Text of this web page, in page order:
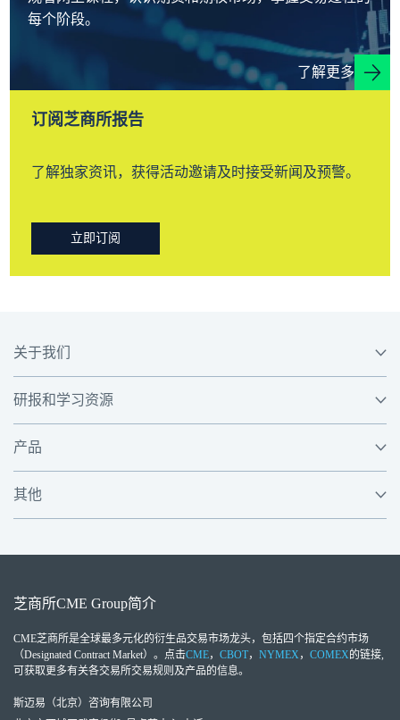
每个阶段。
了解更多
订阅芝商所报告
了解独家资讯，获得活动邀请及时接受新闻及预警。
立即订阅
关于我们
研报和学习资源
产品
其他
芝商所CME Group简介
CME芝商所是全球最多元化的衍生品交易市场龙头，包括四个指定合约市场
（Designated Contract Market）。点击CME， CBOT， NYMEX， COMEX的链接,
可获取更多有关各交易所交易规则及产品的信息。
斯迈易（北京）咨询有限公司